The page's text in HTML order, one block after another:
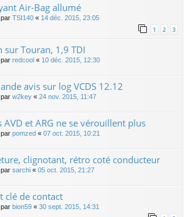
Air-Bag allumé
TSI140 « 14 déc. 2015, 23:05
1 2 3
sur Touran, 1,9 TDI
redcool « 10 déc. 2015, 12:30
avis sur log VCDS 12.12
w2key « 24 nov. 2015, 11:47
AVD et ARG ne se vérouillent plus
pomzed « 07 oct. 2015, 10:21
clignotant, rétro coté conducteur
sarchi « 05 oct. 2015, 21:27
clé de contact
bion59 « 30 sept. 2015, 14:31